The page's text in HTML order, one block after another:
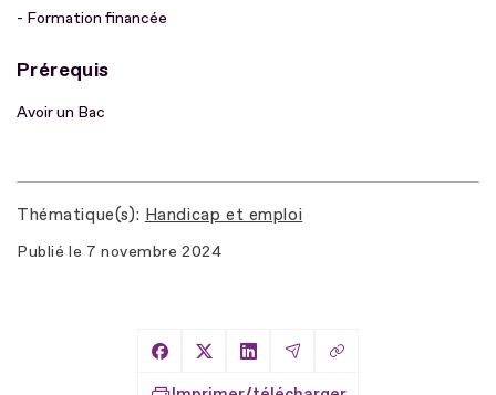
- Formation financée
Prérequis
Avoir un Bac
Thématique(s) Handicap et emploi
Publié le 7 novembre 2024
Partager sur Facebook
Partager sur X
Partager sur LinkedIn
Partager par Email
Copier le lien